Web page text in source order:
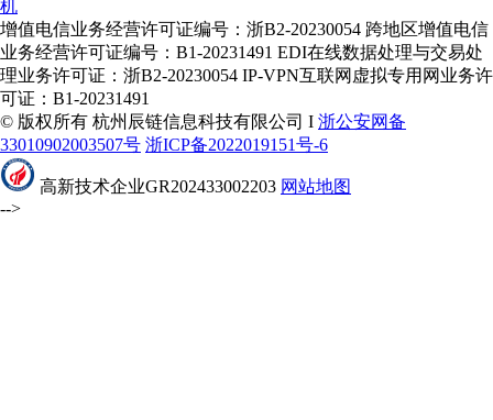
机
增值电信业务经营许可证编号：浙B2-20230054 跨地区增值电信
业务经营许可证编号：B1-20231491 EDI在线数据处理与交易处
理业务许可证：浙B2-20230054 IP-VPN互联网虚拟专用网业务许
可证：B1-20231491
© 版权所有 杭州辰链信息科技有限公司 I 浙公安网备
33010902003507号 浙ICP备2022019151号-6
高新技术企业GR202433002203 网站地图
-->